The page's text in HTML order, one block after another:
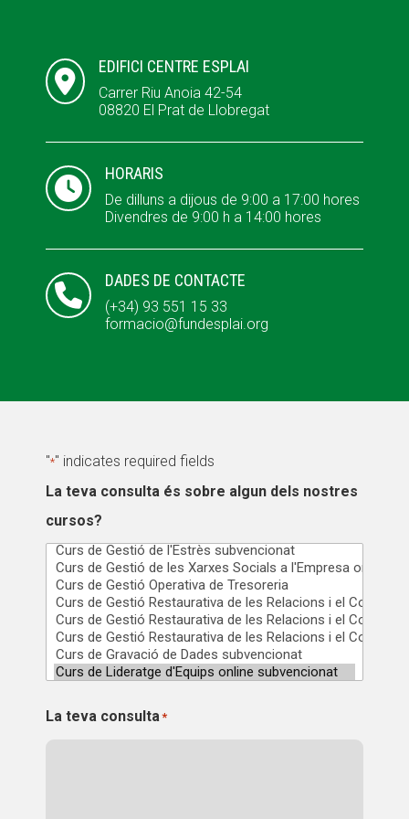

EDIFICI CENTRE ESPLAI
Carrer Riu Anoia 42-54
08820 El Prat de Llobregat

HORARIS
De dilluns a dijous de 9:00 a 17:00 hores
Divendres de 9:00 h a 14:00 hores

DADES DE CONTACTE
(+34) 93 551 15 33
formacio@fundesplai.org
"*" indicates required fields
La teva consulta és sobre algun dels nostres
cursos?
La teva consulta*
ACCIÓ SOCIAL I JOVES
ESPLAIS
SUPORT TERCER SECTOR
La Fundació
L'equip
Missió i valors
Els comptes clars
Memòria d'activitats
Proposta educativa
ACTUALITAT
ACCIÓ SOCIAL I JOVES
ESPLAIS
SUPORT TERCER SECTOR
La Fundació
L'equip
Missió i valors
Els comptes clars
Memòria d'activitats
Proposta educativa
ACTUALITAT